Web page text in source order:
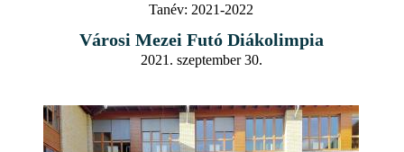
Tanév: 2021-2022
Városi Mezei Futó Diákolimpia
2021. szeptember 30.